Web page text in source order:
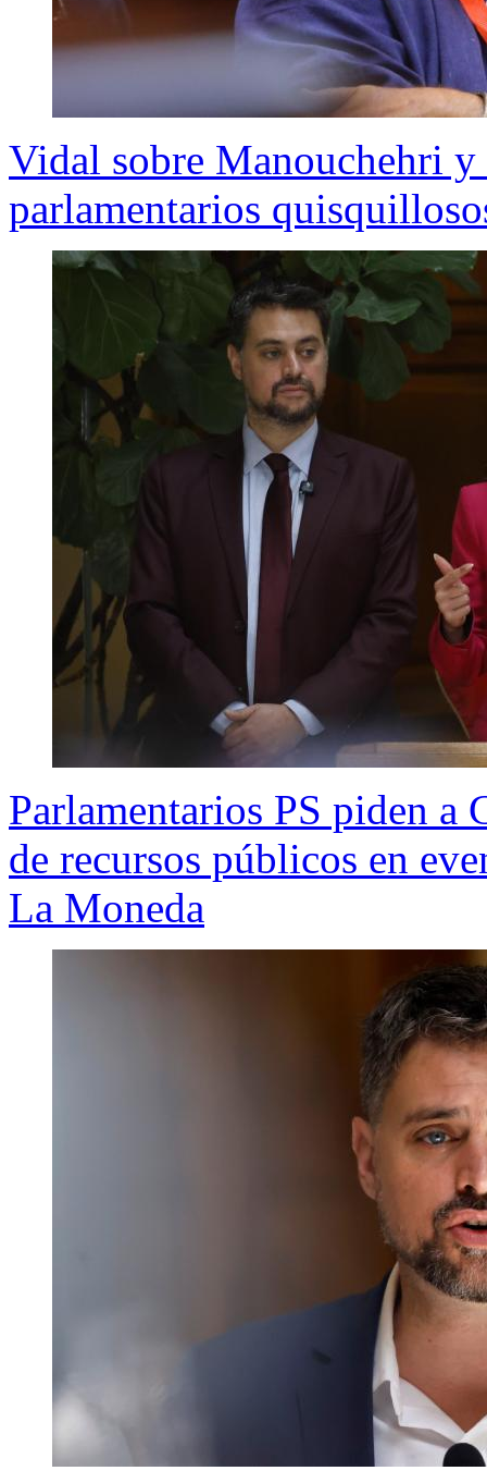
Vidal sobre Manouchehri
parlamentarios
Parlamentarios PS piden a
de recursos públicos en
La Moneda